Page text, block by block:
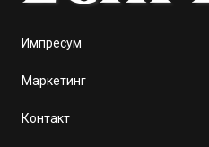
Импресум
Маркетинг
Контакт